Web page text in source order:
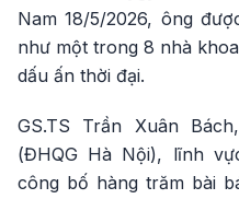
Nam 18/5/2026, ông
như một trong 8 nhà
dấu ấn thời đại.
GS.TS Trần Xuân
(ĐHQG Hà Nội), lĩnh
công bố hàng trăm bài